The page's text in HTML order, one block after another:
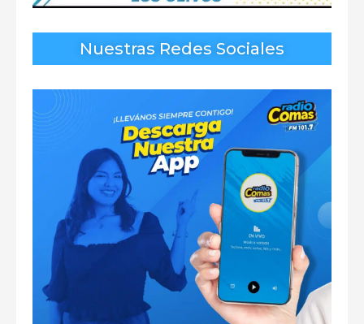
Nuestras Redes Sociales